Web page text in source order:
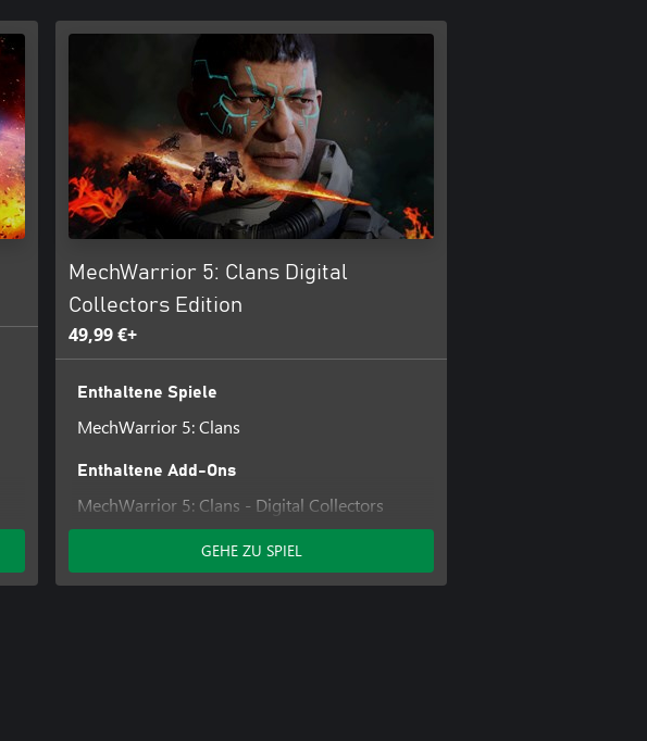
MechWarrior 5: Clans Digital
Collectors Edition
49,99 €+
Enthaltene Spiele
MechWarrior 5: Clans
Enthaltene Add-Ons
MechWarrior 5: Clans - Digital Collectors
Content
GEHE ZU SPIEL